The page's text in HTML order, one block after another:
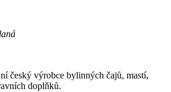
český výrobce bylinných čajů, mastí,
doplňků.